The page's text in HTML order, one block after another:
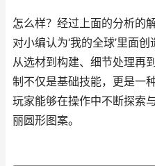
怎么样？经过上面的分析的
对小编认为‘我的全球’里面
从选材到构建、细节处理再
制不仅是基础技能，更是一
玩家能够在操作中不断探索
丽圆形图案。